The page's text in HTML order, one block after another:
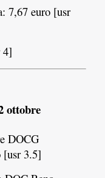
7,67 euro [usr
4]
ottobre
DOCG
3.5]